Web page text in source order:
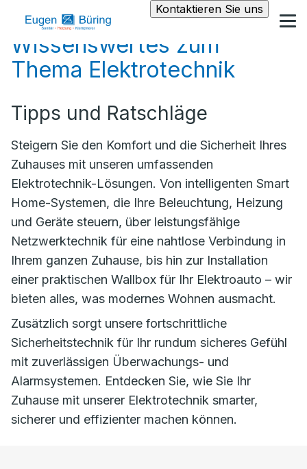
Kontaktieren Sie uns
Wissenswertes zum
Thema Elektrotechnik
Tipps und Ratschläge
Steigern Sie den Komfort und die Sicherheit Ihres
Zuhauses mit unseren umfassenden
Elektrotechnik-Lösungen. Von intelligenten Smart
Home-Systemen, die Ihre Beleuchtung, Heizung
und Geräte steuern, über leistungsfähige
Netzwerktechnik für eine nahtlose Verbindung in
Ihrem ganzen Zuhause, bis hin zur Installation
einer praktischen Wallbox für Ihr Elektroauto – wir
bieten alles, was modernes Wohnen ausmacht.
Zusätzlich sorgt unsere fortschrittliche
Sicherheitstechnik für Ihr rundum sicheres Gefühl
mit zuverlässigen Überwachungs- und
Alarmsystemen. Entdecken Sie, wie Sie Ihr
Zuhause mit unserer Elektrotechnik smarter,
sicherer und effizienter machen können.